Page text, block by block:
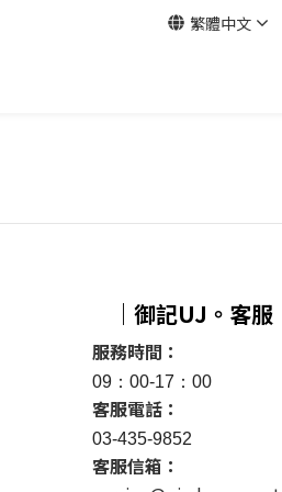
繁體中文
｜御記UJ。客服
服務時間：
09：00-17：00
客服電話：
03-435-9852
客服信箱：